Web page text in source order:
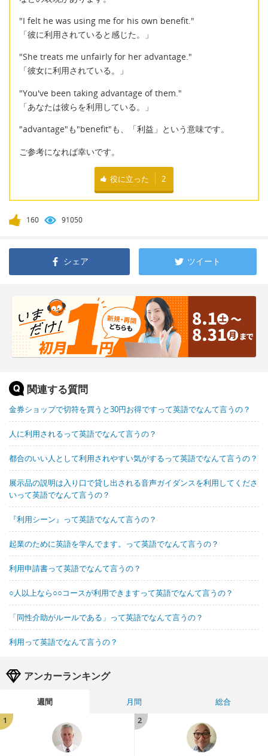
"I felt he was using me for his own benefit."
「彼に利用されていると感じた。」
"She treats me unfairly for her advantage."
「彼女に利用されている。」
"You've been taking advantage of them."
「あなたは彼らを利用している。」
"advantage"も"benefit"も、「利益」という意味です。
ご参考になれば幸いです。
役に立った 2
160 91050
シェア ツイート
関連する質問
金券ショップで切符を買うと30円お得ですって英語でなんて言うの？
人に利用されるって英語でなんて言うの？
都合のいい人として利用されやすい気がするって英語でなんて言うの？
展示品の説明は入り口で貸し出される音声ガイダンスを利用してくださ
いって英語でなんて言うの？
『利用シーン』って英語でなんて言うの？
起業のために英語を学んでます。って英語でなんて言うの？
利用申請書って英語でなんて言うの？
○人以上なら○○コースが利用できますって英語でなんて言うの？
「同性介助がルールである」って英語でなんて言うの？
利用って英語でなんて言うの？
アンカーランキング
週間 月間
総合
1
2